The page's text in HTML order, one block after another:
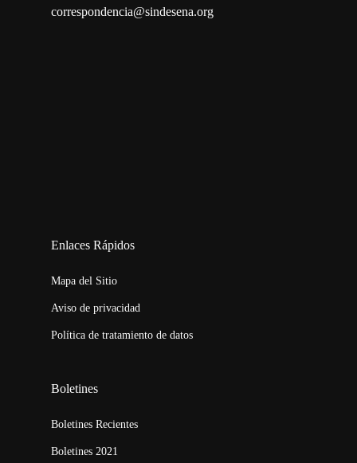
correspondencia@sindesena.org
Enlaces Rápidos
Mapa del Sitio
Aviso de privacidad
Política de tratamiento de datos
Boletines
Boletines Recientes
Boletines 2021